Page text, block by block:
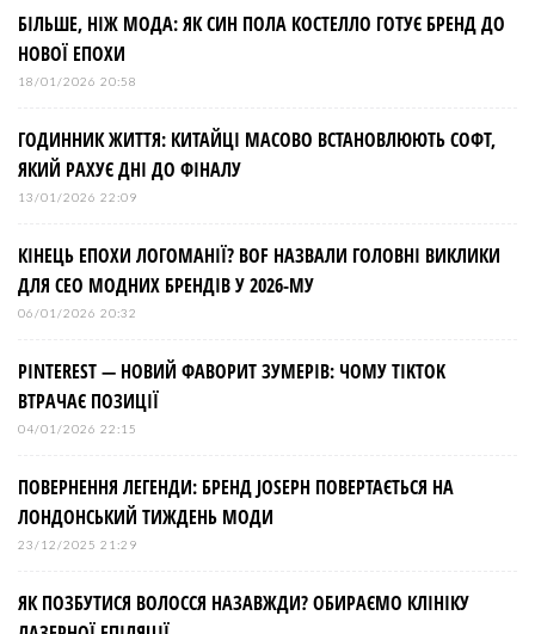
БІЛЬШЕ, НІЖ МОДА: ЯК СИН ПОЛА КОСТЕЛЛО ГОТУЄ БРЕНД ДО
НОВОЇ ЕПОХИ
18/01/2026 20:58
ГОДИННИК ЖИТТЯ: КИТАЙЦІ МАСОВО ВСТАНОВЛЮЮТЬ СОФТ,
ЯКИЙ РАХУЄ ДНІ ДО ФІНАЛУ
13/01/2026 22:09
КІНЕЦЬ ЕПОХИ ЛОГОМАНІЇ? BOF НАЗВАЛИ ГОЛОВНІ ВИКЛИКИ
ДЛЯ СЕО МОДНИХ БРЕНДІВ У 2026-МУ
06/01/2026 20:32
PINTEREST — НОВИЙ ФАВОРИТ ЗУМЕРІВ: ЧОМУ TIKTOK
ВТРАЧАЄ ПОЗИЦІЇ
04/01/2026 22:15
ПОВЕРНЕННЯ ЛЕГЕНДИ: БРЕНД JOSEPH ПОВЕРТАЄТЬСЯ НА
ЛОНДОНСЬКИЙ ТИЖДЕНЬ МОДИ
23/12/2025 21:29
ЯК ПОЗБУТИСЯ ВОЛОССЯ НАЗАВЖДИ? ОБИРАЄМО КЛІНІКУ